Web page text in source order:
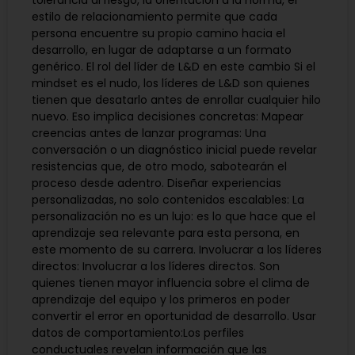
estilo de relacionamiento permite que cada
persona encuentre su propio camino hacia el
desarrollo, en lugar de adaptarse a un formato
genérico. El rol del líder de L&D en este cambio Si el
mindset es el nudo, los líderes de L&D son quienes
tienen que desatarlo antes de enrollar cualquier hilo
nuevo. Eso implica decisiones concretas: Mapear
creencias antes de lanzar programas: Una
conversación o un diagnóstico inicial puede revelar
resistencias que, de otro modo, sabotearán el
proceso desde adentro. Diseñar experiencias
personalizadas, no solo contenidos escalables: La
personalización no es un lujo: es lo que hace que el
aprendizaje sea relevante para esta persona, en
este momento de su carrera. Involucrar a los líderes
directos: Involucrar a los líderes directos. Son
quienes tienen mayor influencia sobre el clima de
aprendizaje del equipo y los primeros en poder
convertir el error en oportunidad de desarrollo. Usar
datos de comportamiento:Los perfiles
conductuales revelan información que las